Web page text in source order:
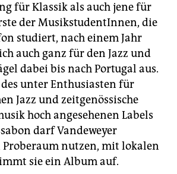
für Klassik als auch jene für
der MusikstudentInnen, die
studiert, nach einem Jahr
auch ganz für den Jazz und
dabei bis nach Portugal aus.
unter Enthusiasten für
Jazz und zeitgenössische
hoch angesehenen Labels
darf Vandeweyer
nutzen, mit lokalen
sie ein Album auf.